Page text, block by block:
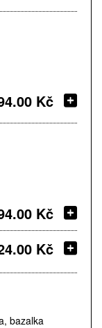
Kč
Kč
Kč
bazalka